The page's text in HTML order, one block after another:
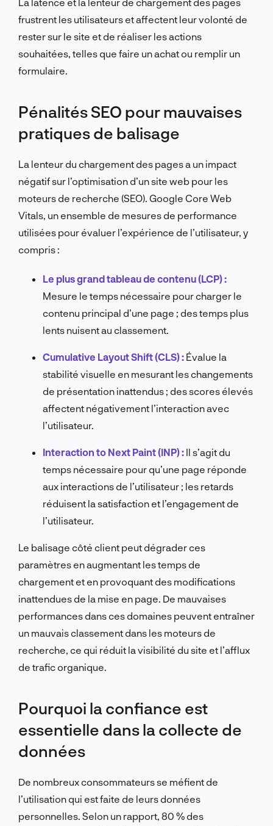
frustrent les utilisateurs et affectent leur volonté de
rester sur le site et de réaliser les actions
souhaitées, telles que faire un achat ou remplir un
formulaire.
Pénalités SEO pour mauvaises
pratiques de balisage
La lenteur du chargement des pages a un impact
négatif sur l’optimisation d’un site web pour les
moteurs de recherche (SEO). Google Core Web
Vitals, un ensemble de mesures de performance
utilisées pour évaluer l’expérience de l’utilisateur, y
compris :
Le plus grand tableau de contenu (LCP) :
Mesure le temps nécessaire pour charger le
contenu principal d’une page ; des temps plus
lents nuisent au classement.
Cumulative Layout Shift (CLS) : Évalue la
stabilité visuelle en mesurant les changements
de présentation inattendus ; des scores élevés
affectent négativement l’interaction avec
l’utilisateur.
Interaction to Next Paint (INP) : Il s’agit du
temps nécessaire pour qu’une page réponde
aux interactions de l’utilisateur ; les retards
réduisent la satisfaction et l’engagement de
l’utilisateur.
Le balisage côté client peut dégrader ces
paramètres en augmentant les temps de
chargement et en provoquant des modifications
inattendues de la mise en page. De mauvaises
performances dans ces domaines peuvent entraîner
un mauvais classement dans les moteurs de
recherche, ce qui réduit la visibilité du site et l’afflux
de trafic organique.
Pourquoi la confiance est
essentielle dans la collecte de
données
De nombreux consommateurs se méfient de
l’utilisation qui est faite de leurs données
personnelles. Selon un rapport, 80 % des